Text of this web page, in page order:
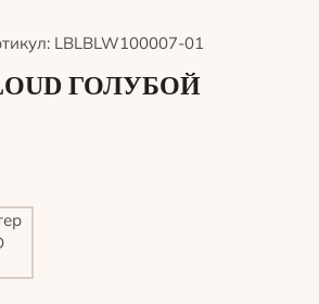
LBLBLW100007-01
ГОЛУБОЙ